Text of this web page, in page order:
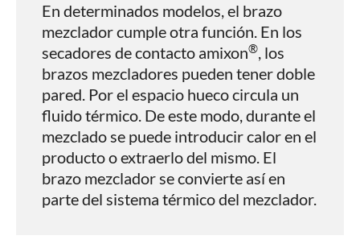
En determinados modelos, el brazo
mezclador cumple otra función. En los
secadores de contacto amixon®, los
brazos mezcladores pueden tener doble
pared. Por el espacio hueco circula un
fluido térmico. De este modo, durante el
mezclado se puede introducir calor en el
producto o extraerlo del mismo. El
brazo mezclador se convierte así en
parte del sistema térmico del mezclador.